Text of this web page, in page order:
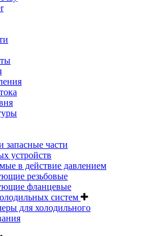
запасные части
устройств
в действие давлением
резьбовые
фланцевые
систем
для холодильного